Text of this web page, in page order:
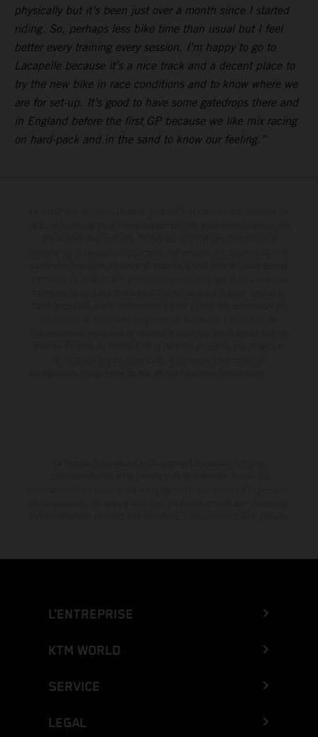
physically but it’s been just over a month since I started
riding. So, perhaps less bike time than usual but I feel
better every training every session. I’m happy to go to
Lacapelle because it’s a nice track and a decent place to
try the new bike in race conditions and to know where we
are for set-up. It’s good to have some gatedrops there and
in England before the first GP because we like mix racing
on hard-pack and in the sand to know our feeling.”
L’ENTREPRISE
KTM WORLD
SERVICE
LEGAL